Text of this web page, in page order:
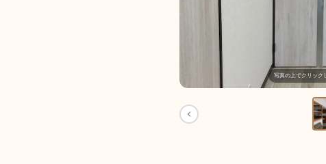
写真の上でクリック